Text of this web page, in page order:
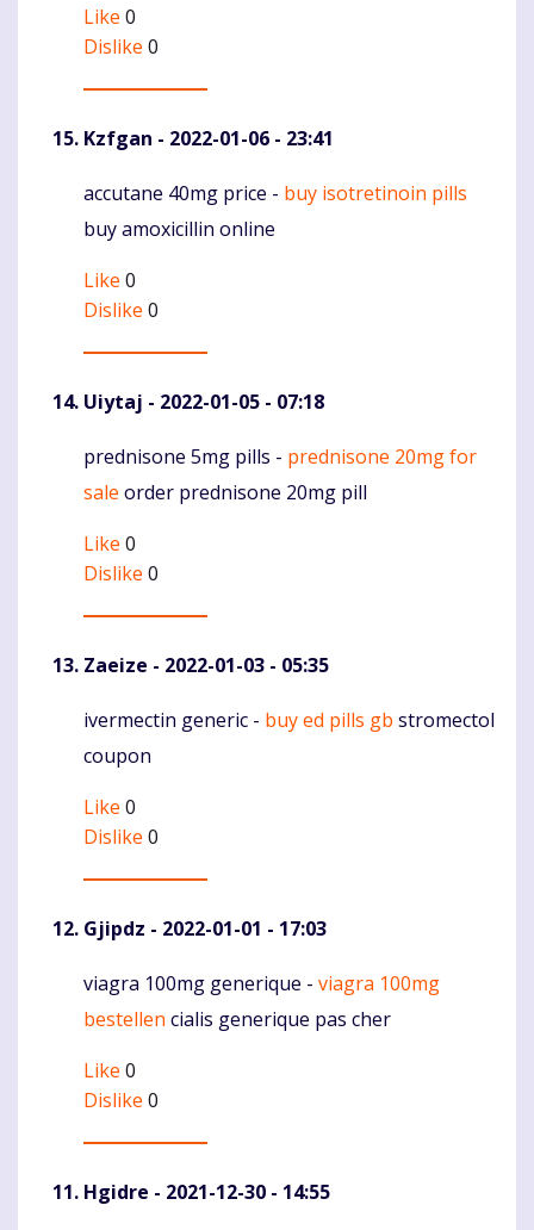
Like 0
Dislike 0
Kzfgan - 2022-01-06 - 23:41
Komentaras
accutane 40mg price - buy isotretinoin pills
buy amoxicillin online
Like 0
Dislike 0
Uiytaj - 2022-01-05 - 07:18
Komentaras
prednisone 5mg pills - prednisone 20mg for
sale order prednisone 20mg pill
Like 0
Dislike 0
Zaeize - 2022-01-03 - 05:35
Komentaras
ivermectin generic - buy ed pills gb stromectol
coupon
Like 0
Dislike 0
Gjipdz - 2022-01-01 - 17:03
Komentaras
viagra 100mg generique - viagra 100mg
bestellen cialis generique pas cher
Like 0
Dislike 0
Hgidre - 2021-12-30 - 14:55